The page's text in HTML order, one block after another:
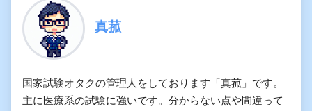
真菰
国家試験オタクの管理人をしております「真菰」です。
主に医療系の試験に強いです。分からない点や間違って